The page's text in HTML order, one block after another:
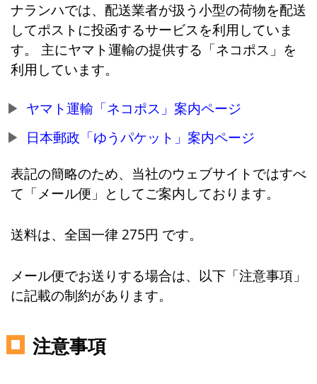
ナランハでは、配送業者が扱う小型の荷物を配送
してポストに投函するサービスを利用していま
す。 主にヤマト運輸の提供する「ネコポス」を
利用しています。
ヤマト運輸「ネコポス」案内ページ
日本郵政「ゆうパケット」案内ページ
表記の簡略のため、当社のウェブサイトではすべ
て「メール便」としてご案内しております。
送料は、全国一律 275円 です。
メール便でお送りする場合は、以下「注意事項」
に記載の制約があります。
注意事項